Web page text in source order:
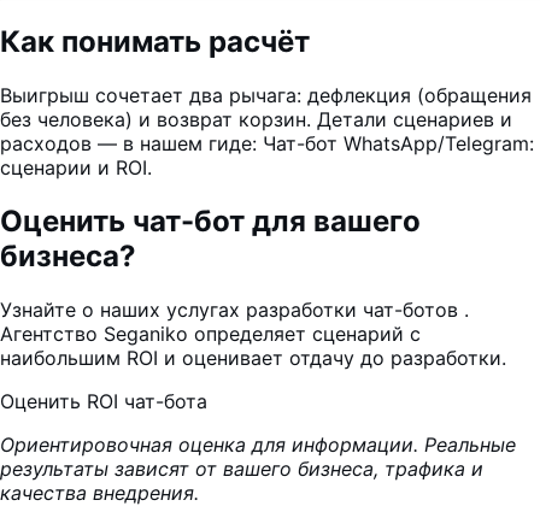
Как понимать расчёт
Выигрыш сочетает два рычага: дефлекция (обращения
без человека) и возврат корзин. Детали сценариев и
расходов — в нашем гиде: Чат-бот WhatsApp/Telegram:
сценарии и ROI.
Оценить чат-бот для вашего
бизнеса?
Узнайте о наших услугах разработки чат-ботов .
Агентство Seganiko определяет сценарий с
наибольшим ROI и оценивает отдачу до разработки.
Оценить ROI чат-бота
Ориентировочная оценка для информации. Реальные
результаты зависят от вашего бизнеса, трафика и
качества внедрения.